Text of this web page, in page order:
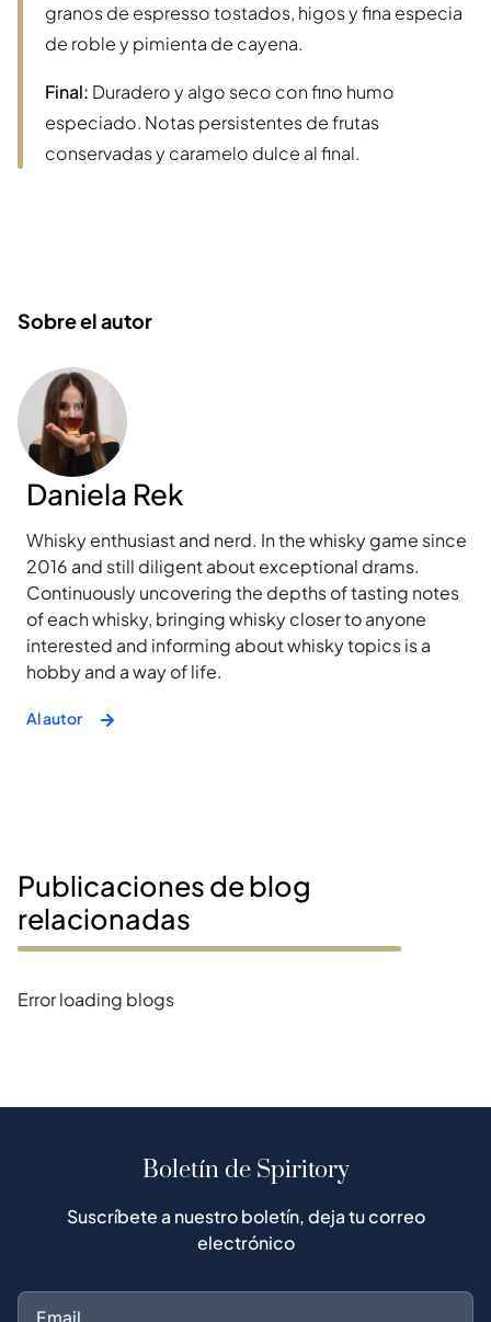
granos de espresso tostados, higos y fina especia
de roble y pimienta de cayena.
Final: Duradero y algo seco con fino humo
especiado. Notas persistentes de frutas
conservadas y caramelo dulce al final.
Sobre el autor
Daniela Rek
Whisky enthusiast and nerd. In the whisky game since
2016 and still diligent about exceptional drams.
Continuously uncovering the depths of tasting notes
of each whisky, bringing whisky closer to anyone
interested and informing about whisky topics is a
hobby and a way of life.
Al autor
Publicaciones de blog
relacionadas
Error loading blogs
Boletín de Spiritory
Suscríbete a nuestro boletín, deja tu correo
electrónico